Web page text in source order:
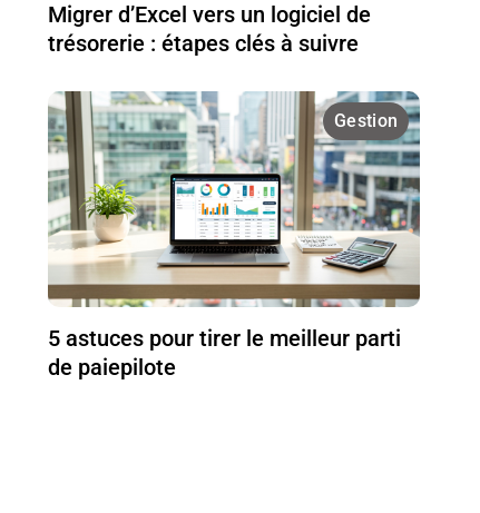
Migrer d’Excel vers un logiciel de
trésorerie : étapes clés à suivre
Gestion
5 astuces pour tirer le meilleur parti
de paiepilote